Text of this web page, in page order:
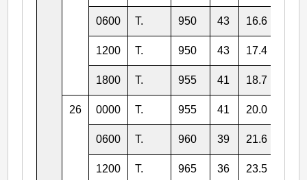
0600 T. 950 43 16.6
1200 T. 950 43 17.4
1800 T. 955 41 18.7
26 0000 T. 955 41 20.0
0600 T. 960 39 21.6
1200 T. 965 36 23.5